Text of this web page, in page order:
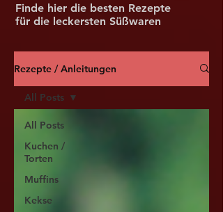
Finde hier die besten Rezepte
für die leckersten Süßwaren
Rezepte / Anleitungen
All Posts
Kuchen /
Torten
Muffins
Kekse
All Posts